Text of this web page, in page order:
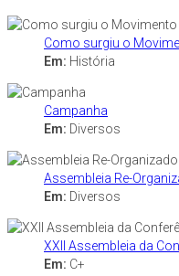
Como surgiu o
Em: História
Campanha
Em: Diversos
Assembleia Re-
Em: Diversos
XXII Assembleia da
Em: C+